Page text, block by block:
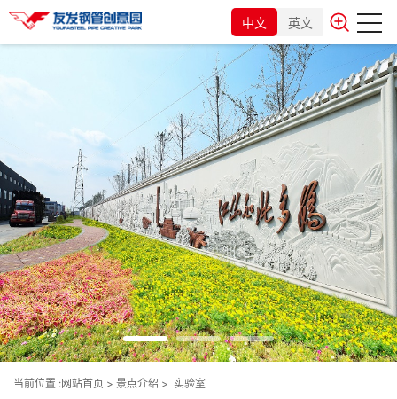
中文 英文
当前位置 :网站首页 > 景点介绍 > 实验室